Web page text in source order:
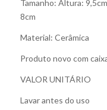
Tamanho: Altura:
8cm
Material: Cerâmica
Produto novo com
VALOR UNITÁRIO
Lavar antes do uso